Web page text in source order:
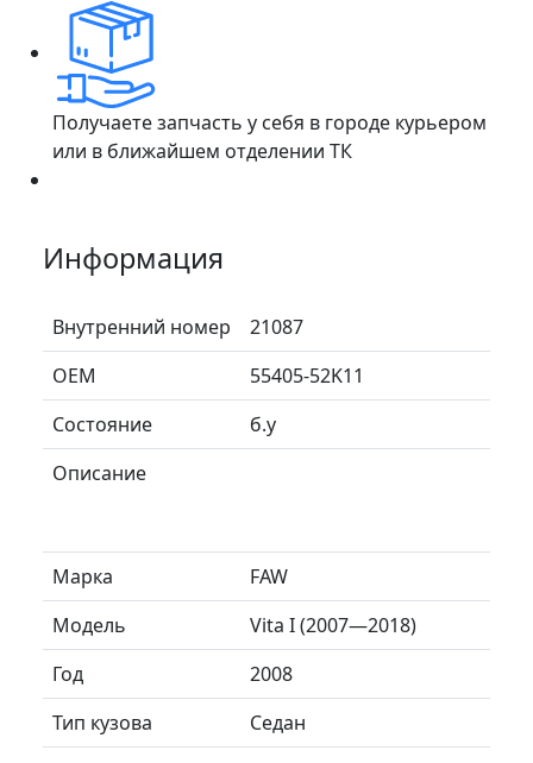
Получаете запчасть у себя в городе курьером
или в ближайшем отделении ТК
Информация
Внутренний номер
21087
ОЕМ
55405-52K11
Состояние
б.у
Описание
Марка
FAW
Модель
Vita I (2007—2018)
Год
2008
Тип кузова
Седан